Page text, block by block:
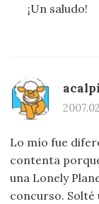
¡Un saludo!
Lo mío fue
contenta
una Lonely
concurso. Solté